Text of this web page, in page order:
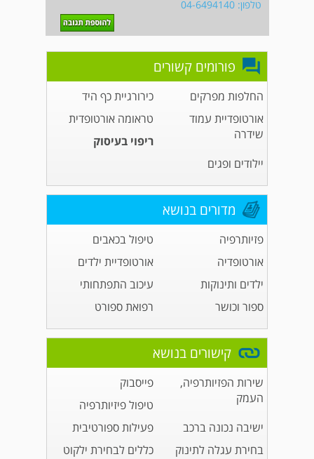
טלפון: 04-6494140
פורומים קשורים
החלפות מפרקים
כירורגיית כף היד
אורטופדיית עמוד
שידרה
טראומה אורטופדית
ריפוי בעיסוק
יילודים ופגים
מדורים בנושא
פזיותרפיה
טיפול בכאבים
אורטופדיה
אורטופדיית ילדים
ילדים ותינוקות
עיכוב התפתחותי
ספור וכושר
רפואת ספורט
קישורים בנושא
שירות הפזיותרפיה,
העמק
פייסבוק
טיפול פיזיותרפיה
ישיבה נכונה ברכב
פעילות ספורטיבית
בחירת עגלה לתינוק
כללים לבחירת ילקוט